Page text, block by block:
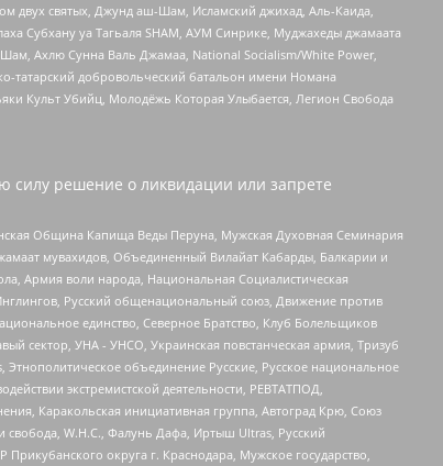
двух святых, Джунд аш-Шам, Исламский джихад, Аль-Каида,
Субхану уа Тагьаля SHAM, АУМ Синрике, Муджахеды джамаата
Ахлю Сунна Валь Джамаа, National Socialism/White Power,
татарский добровольческий батальон имени Номана
Культ Убийц, Молодёжь Которая Улыбается, Легион Свобода
силу решение о ликвидации или запрете
Община Капища Веды Перуна, Мужская Духовная Семинария
мувахидов, Объединенный Вилайат Кабарды, Балкарии и
Армия воли народа, Национальная Социалистическая
Русский общенациональный союз, Движение против
единство, Северное Братство, Клуб Болельщиков
сектор, УНА - УНСО, Украинская повстанческая армия, Тризуб
объединение Русские, Русское национальное
экстремистской деятельности, РЕВТАТПОД,
Каракольская инициативная группа, Автоград Крю, Союз
свобода, W.H.С., Фалунь Дафа, Иртыш Ultras, Русский
округа г. Краснодара, Мужское государство,